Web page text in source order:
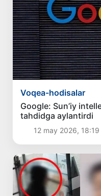
Voqea-hodisalar
Google: Sun’iy
tahdidga aylantirdi
12 may 2026, 18:19